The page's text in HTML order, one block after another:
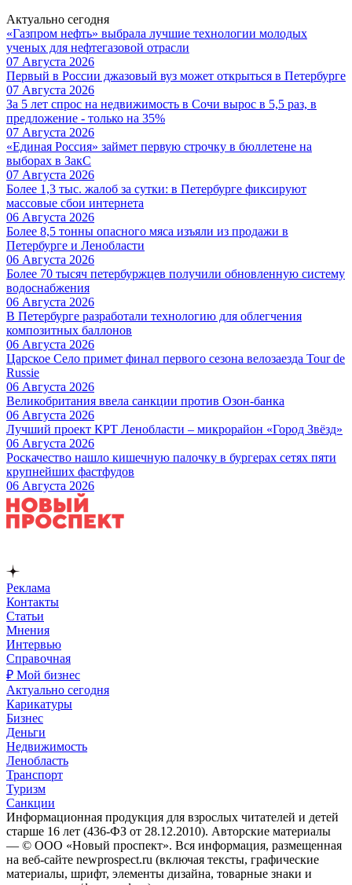
Актуально сегодня
«Газпром нефть» выбрала лучшие технологии молодых
ученых для нефтегазовой отрасли
07 Августа 2026
Первый в России джазовый вуз может открыться в Петербурге
07 Августа 2026
За 5 лет спрос на недвижимость в Сочи вырос в 5,5 раз, в
предложение - только на 35%
07 Августа 2026
«Единая Россия» займет первую строчку в бюллетене на
выборах в ЗакС
07 Августа 2026
Более 1,3 тыс. жалоб за сутки: в Петербурге фиксируют
массовые сбои интернета
06 Августа 2026
Более 8,5 тонны опасного мяса изъяли из продажи в
Петербурге и Ленобласти
06 Августа 2026
Более 70 тысяч петербуржцев получили обновленную систему
водоснабжения
06 Августа 2026
В Петербурге разработали технологию для облегчения
композитных баллонов
06 Августа 2026
Царское Село примет финал первого сезона велозаезда Tour de
Russie
06 Августа 2026
Великобритания ввела санкции против Озон-банка
06 Августа 2026
Лучший проект КРТ Ленобласти – микрорайон «Город Звёзд»
06 Августа 2026
Роскачество нашло кишечную палочку в бургерах сетях пяти
крупнейших фастфудов
06 Августа 2026
Реклама
Контакты
Статьи
Мнения
Интервью
Справочная
₽ Мой бизнес
Актуально сегодня
Карикатуры
Бизнес
Деньги
Недвижимость
Ленобласть
Транспорт
Туризм
Санкции
Информационная продукция для взрослых читателей и детей
старше 16 лет (436-ФЗ от 28.12.2010). Авторские материалы
— © ООО «Новый проспект». Вся информация, размещенная
на веб-сайте newprospect.ru (включая тексты, графические
материалы, шрифт, элементы дизайна, товарные знаки и